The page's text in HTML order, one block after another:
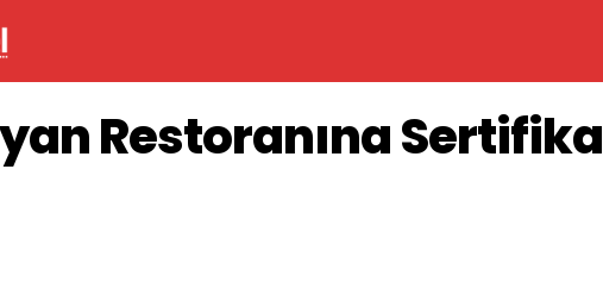
Restoranına Sertifika